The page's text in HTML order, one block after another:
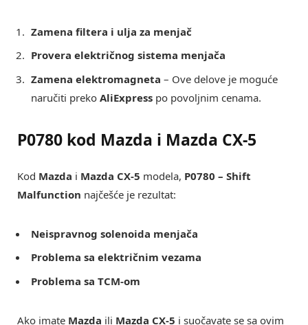
Zamena filtera i ulja za menjač
Provera električnog sistema menjača
Zamena elektromagneta – Ove delove je moguće
naručiti preko AliExpress po povoljnim cenama.
P0780 kod Mazda i Mazda CX-5
Kod Mazda i Mazda CX-5 modela, P0780 – Shift
Malfunction najčešće je rezultat:
Neispravnog solenoida menjača
Problema sa električnim vezama
Problema sa TCM-om
Ako imate Mazda ili Mazda CX-5 i suočavate se sa ovim